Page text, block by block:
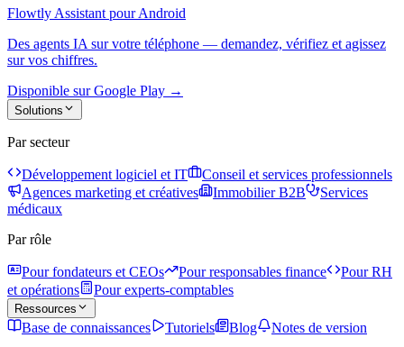
Flowtly Assistant pour Android
Des agents IA sur votre téléphone — demandez, vérifiez et agissez
sur vos chiffres.
Disponible sur Google Play →
Solutions
Par secteur
Développement logiciel et IT
Conseil et services professionnels
Agences marketing et créatives
Immobilier B2B
Services
médicaux
Par rôle
Pour fondateurs et CEOs Pour responsables finance
Pour RH
et opérations
Pour experts-comptables
Ressources
Base de connaissances Tutoriels Blog
Notes de version